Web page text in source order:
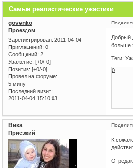
Самые реалистические ужастики
govenko
Проездом
Зарегистрирован: 2011-04-04
Приглашений: 0
Сообщений: 2
Уважение: [+0/-0]
Позитив: [+0/-0]
Провел на форуме:
5 минут
Последний визит:
2011-04-04 15:10:03
Добрый
больше
Теги:
0
Вика
Приезжий
К